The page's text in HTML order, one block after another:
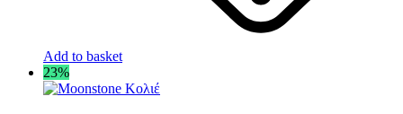
Add to basket
23%